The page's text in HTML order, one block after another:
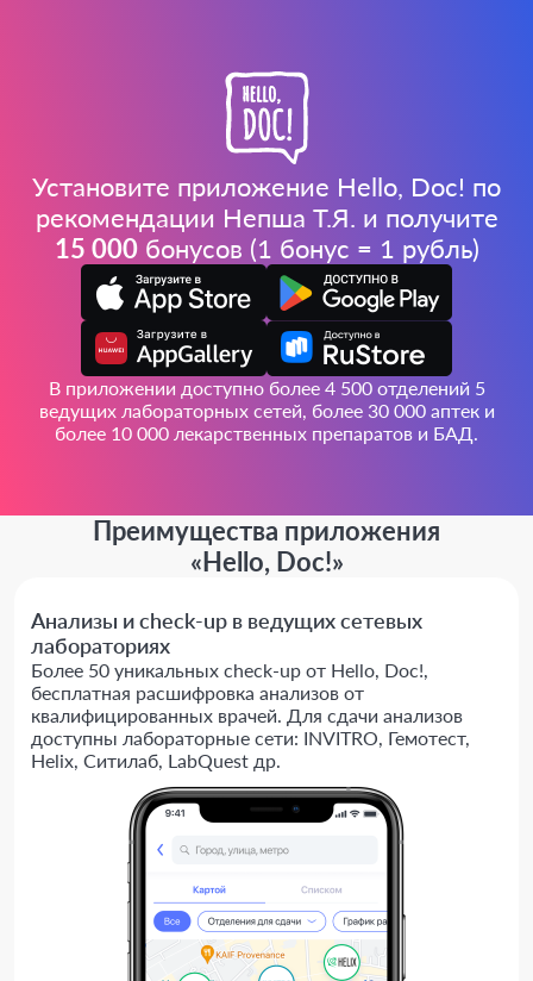
Установите приложение Hello, Doc! по
рекомендации Непша Т.Я. и получите
15 000бонусов (1 бонус = 1 рубль)
В приложении доступно более 4 500 отделений 5
ведущих лабораторных сетей, более 30 000 аптек и
более 10 000 лекарственных препаратов и БАД.
Преимущества приложения
«Hello, Doc!»
Анализы и check-up в ведущих сетевых
лабораториях
Более 50 уникальных check-up от Hello, Doc!,
бесплатная расшифровка анализов от
квалифицированных врачей. Для сдачи анализов
доступны лабораторные сети: INVITRO, Гемотест,
Helix, Ситилаб, LabQuest др.